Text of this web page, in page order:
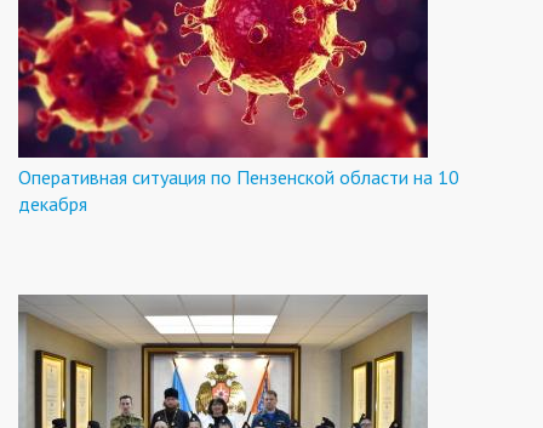
Оперативная ситуация по Пензенской области на 10
декабря